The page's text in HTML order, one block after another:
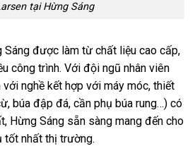
tại Hừng Sáng
được làm từ chất liệu cao cấp,
công trình. Với đội ngũ nhân viên
nghề kết hợp với máy móc, thiết
búa đập đá, cần phụ búa rung…) có
Hừng Sáng sẵn sàng mang đến cho
tốt nhất thị trường.